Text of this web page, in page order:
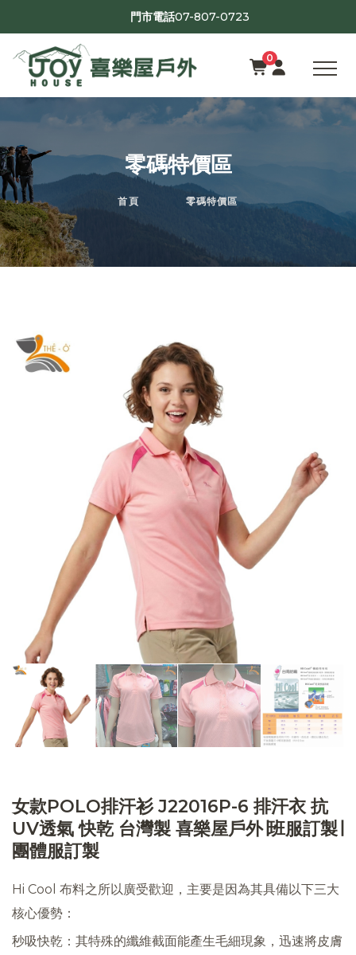
門市電話07-807-0723
0
零碼特價區
首頁 零碼特價區
女款POLO排汗衫 J22016P-6 排汗衣 抗
UV透氣 快乾 台灣製 喜樂屋戶外∣班服訂製∣
團體服訂製
Hi Cool 布料之所以廣受歡迎，主要是因為其具備以下三大
核心優勢：
秒吸快乾：其特殊的纖維截面能產生毛細現象，迅速將皮膚